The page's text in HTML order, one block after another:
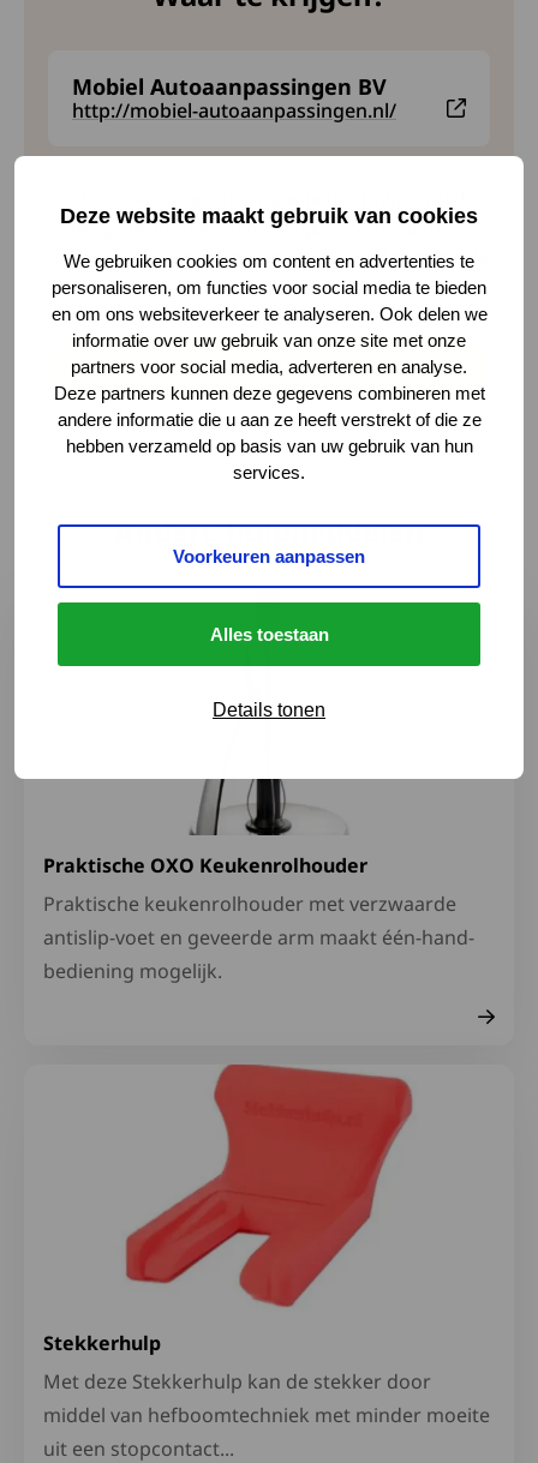
Deze website maakt gebruik van cookies
We gebruiken cookies om content en advertenties te
personaliseren, om functies voor social media te bieden
en om ons websiteverkeer te analyseren. Ook delen we
informatie over uw gebruik van onze site met onze
partners voor social media, adverteren en analyse.
Deze partners kunnen deze gegevens combineren met
andere informatie die u aan ze heeft verstrekt of die ze
hebben verzameld op basis van uw gebruik van hun
services.
Voorkeuren aanpassen
Alles toestaan
Details tonen
Mobiel Autoaanpassingen BV
http://mobiel-autoaanpassingen.nl/
Deze link leidt naar een externe website en opent
mogelijk kunt kopen. Bekijk voor de actuele
voorraad, levertijd en aanvullende informatie de
website(s) van de leverancier(s).
Terug naar het overzicht
Andere hulpmiddelen
Praktische OXO Keukenrolhouder
Praktische keukenrolhouder met verzwaarde
antislip-voet en geveerde arm maakt één-hand-
bediening mogelijk.
Lees meer over Praktische OXO Keukenrolhouder
Stekkerhulp
Met deze Stekkerhulp kan de stekker door
middel van hefboomtechniek met minder moeite
uit een stopcontact...
Lees meer over Stekkerhulp